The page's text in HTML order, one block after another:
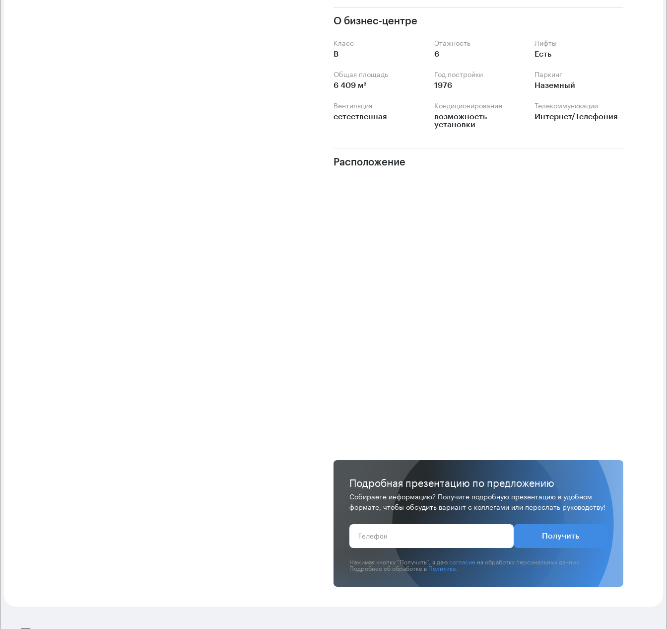
О бизнес-центре
Класс
B
Этажность
6
Лифты
Есть
Общая площадь
6 409 м²
Год постройки
1976
Паркинг
Наземный
Вентиляция
естественная
Кондиционирование
возможность
установки
Телекоммуникации
Интернет/Телефония
Расположение
Подробная презентацию по предложению
Собираете информацию? Получите подробную презентацию в удобном
формате, чтобы обсудить вариант с коллегами или переслать руководству!
Получить
Нажимая кнопку “Получить”, я даюсогласие на обработку персональных данных.
Подробнее об обработке в Политике.